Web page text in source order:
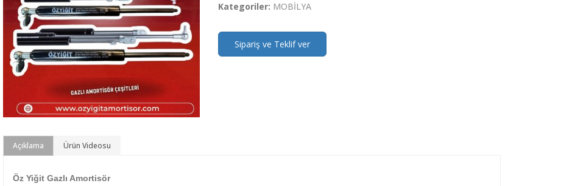
Kategoriler: MOBİLYA
Sipariş ve Teklif ver
Açıklama Ürün Videosu
Öz Yiğit Gazlı Amortisör